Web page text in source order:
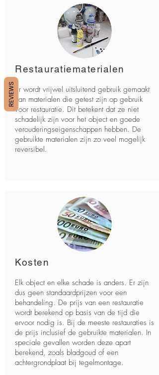
Restauratiematerialen
Er wordt vrijwel uitsluitend gebruik gemaakt
van materialen die getest zijn op gebruik
voor restauratie. Dit betekent dat ze niet
schadelijk zijn voor het object en goede
verouderingseigenschappen hebben. De
gebruikte materialen zijn zo veel mogelijk
reversibel.
Kosten
Elk object en elke schade is anders. Er zijn
dus geen standaardprijzen voor een
behandeling. De prijs van een restauratie
wordt berekend op basis van de tijd die
ervoor nodig is. Bij de meeste restauraties is
de prijs inclusief de gebruikte materialen. In
speciale gevallen worden deze apart
berekend, zoals bladgoud of een
achtergrondplaat bij tegelmontage.
REVIEWS